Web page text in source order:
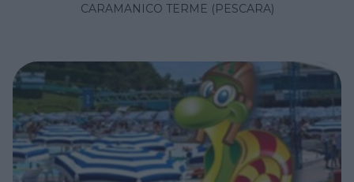
CARAMANICO TERME (PESCARA)